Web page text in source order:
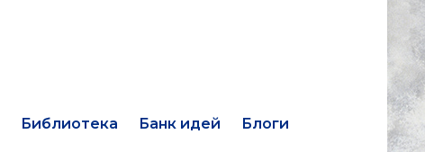
Библиотека Банк идей
Блоги